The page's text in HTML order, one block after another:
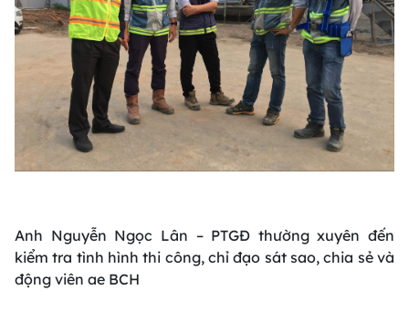
Anh Nguyễn Ngọc Lân – PTGĐ thường xuyên đến
kiểm tra tình hình thi công, chỉ đạo sát sao, chia sẻ và
động viên ae BCH